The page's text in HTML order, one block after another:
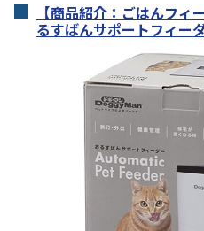
【商品紹介：ごはんフィ
るすばんサポートフィー